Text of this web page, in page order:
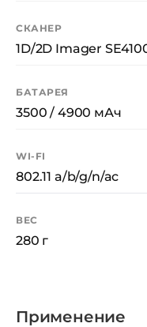
СКАНЕР
1D/2D Imager
БАТАРЕЯ
3500 / 4900 мАч
WI-FI
802.11 a/b/g/n/ac
ВЕС
280 г
Применение